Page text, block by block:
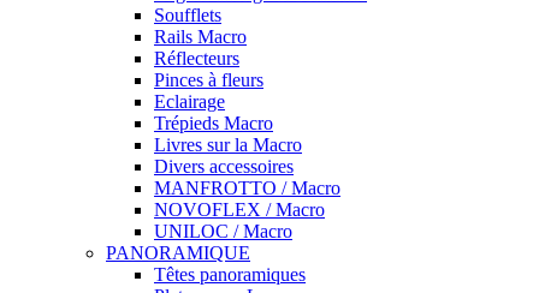
Soufflets
Rails Macro
Réflecteurs
Pinces à fleurs
Eclairage
Trépieds Macro
Livres sur la Macro
Divers accessoires
MANFROTTO / Macro
NOVOFLEX / Macro
UNILOC / Macro
PANORAMIQUE
Têtes panoramiques